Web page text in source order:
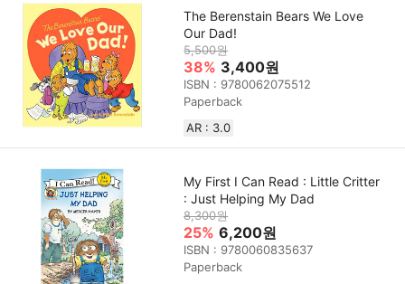
The Berenstain Bears We Love
Our Dad!
5,500원
38% 3,400원
ISBN : 9780062075512
Paperback
AR : 3.0
My First I Can Read : Little Critter
: Just Helping My Dad
8,300원
25% 6,200원
ISBN : 9780060835637
Paperback